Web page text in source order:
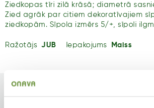
Ziedkopas tīri zilā krāsā; diametrā
Zied agrāk par citiem dekoratīvajiem
ziedkopām. Sīpola izmērs 5/+, sīpoli
Ražotājs JUB Iepakojums Maiss